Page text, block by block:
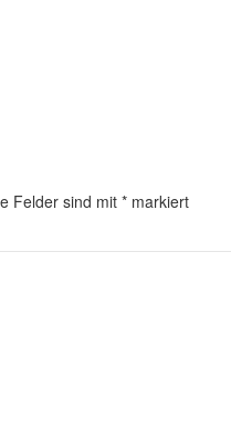
Felder sind mit* markiert